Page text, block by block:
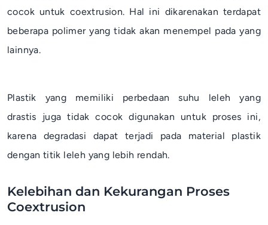
cocok untuk coextrusion. Hal ini dikarenakan terdapat
beberapa polimer yang tidak akan menempel pada yang
lainnya.
Plastik yang memiliki perbedaan suhu leleh yang
drastis juga tidak cocok digunakan untuk proses ini,
karena degradasi dapat terjadi pada material plastik
dengan titik leleh yang lebih rendah.
Kelebihan dan Kekurangan Proses
Coextrusion